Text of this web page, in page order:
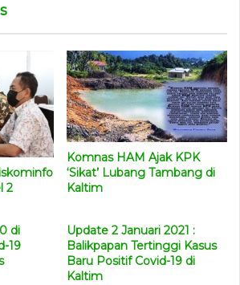
NPK tabur konvensional perlu 6 kg.
cukup 2 kg saja,” kata dia.
dos seberat 10 kg berisi 60 tablet,
dari Kota Samarinda ini sudah
dan efisien.(maman)
2
Komnas HAM Ajak KPK
‘Sikat’ Lubang Tambang di
Kaltim
di
19
Update 2 Januari 2021 :
Balikpapan Tertinggi Kasus
Baru Positif Covid-19 di
Kaltim